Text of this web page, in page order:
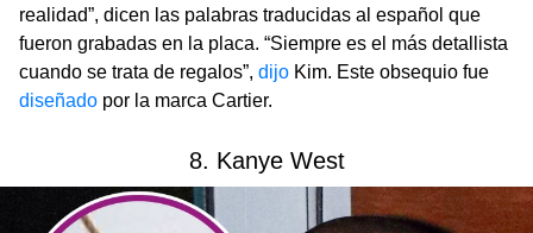
realidad”, dicen las palabras traducidas al español que
fueron grabadas en la placa. “Siempre es el más detallista
cuando se trata de regalos”, dijo Kim. Este obsequio fue
diseñado por la marca Cartier.
8. Kanye West